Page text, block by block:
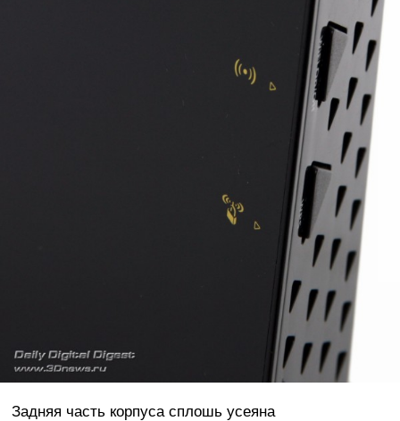
Задняя часть корпуса сплошь усеяна